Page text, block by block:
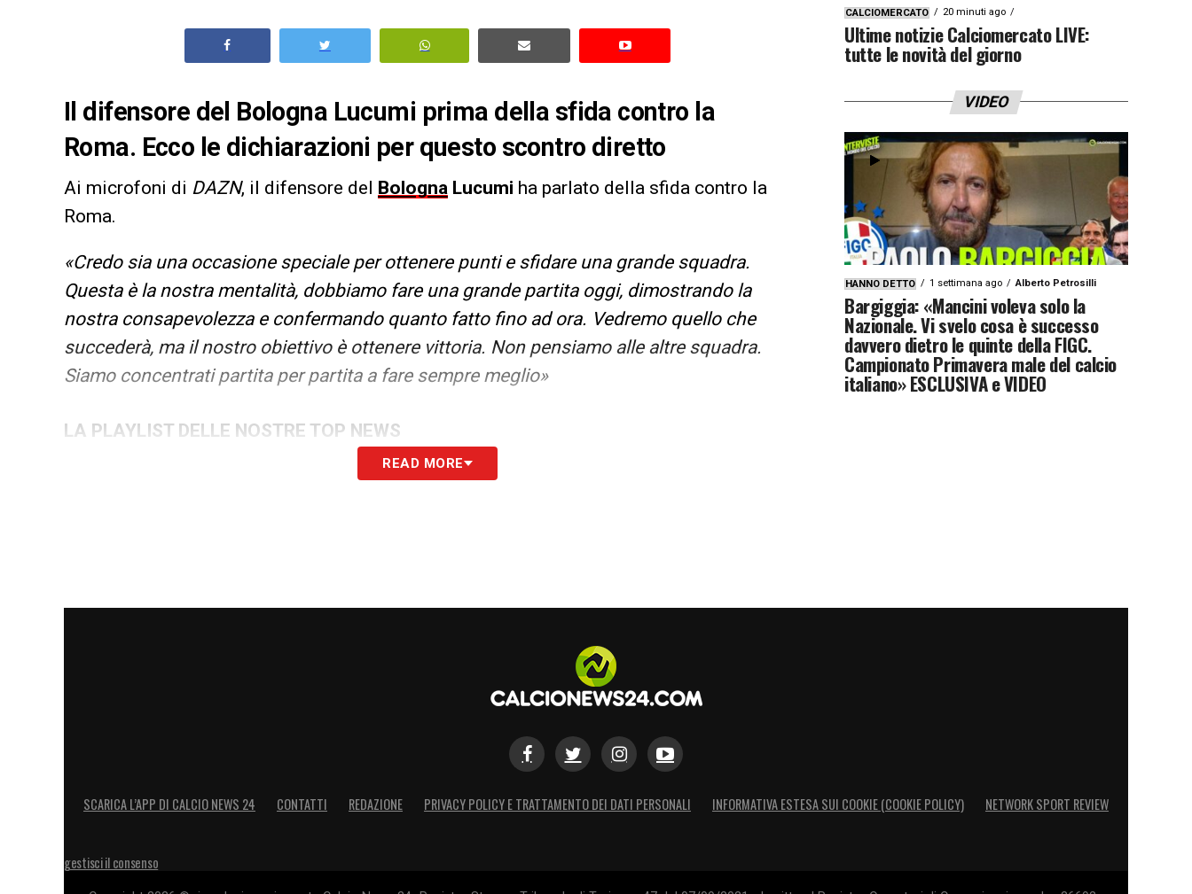
Il difensore del Bologna Lucumi prima della sfida contro la
Roma. Ecco le dichiarazioni per questo scontro diretto
Ai microfoni di DAZN, il difensore del Bologna Lucumi ha parlato della sfida contro la
Roma.
«Credo sia una occasione speciale per ottenere punti e sfidare una grande squadra.
Questa è la nostra mentalità, dobbiamo fare una grande partita oggi, dimostrando la
nostra consapevolezza e confermando quanto fatto fino ad ora. Vedremo quello che
succederà, ma il nostro obiettivo è ottenere vittoria. Non pensiamo alle altre squadra.
Siamo concentrati partita per partita a fare sempre meglio»
LA PLAYLIST DELLE NOSTRE TOP NEWS
READ MORE
CALCIOMERCATO 20 minuti ago
Ultime notizie Calciomercato LIVE:
tutte le novità del giorno
VIDEO
HANNO DETTO 1 settimana ago Alberto Petrosilli
Bargiggia: «Mancini voleva solo la
Nazionale. Vi svelo cosa è successo
davvero dietro le quinte della FIGC.
Campionato Primavera male del calcio
italiano» ESCLUSIVA e VIDEO
SCARICA L’APP DI CALCIO NEWS 24 CONTATTI REDAZIONE PRIVACY POLICY E TRATTAMENTO DEI DATI PERSONALI INFORMATIVA ESTESA SUI COOKIE (COOKIE POLICY) NETWORK SPORT REVIEW
gestisci il consenso